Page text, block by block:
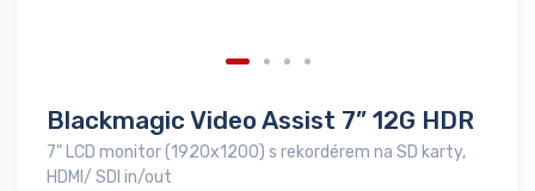
Blackmagic Video Assist 7” 12G HDR
7" LCD monitor (1920x1200) s rekordérem na SD karty,
HDMI/ SDI in/out